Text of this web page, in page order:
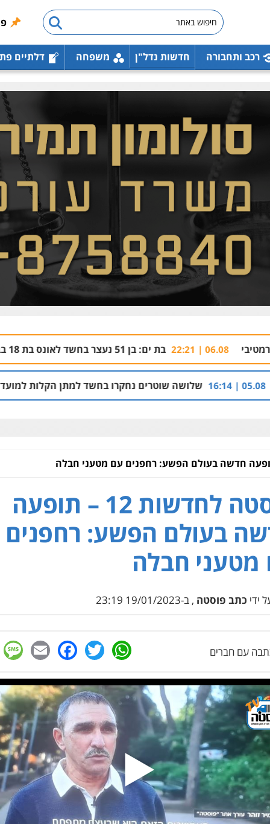
רכב ותחבורה חדשות נדל"ן משפחה דלתיים
בת ים: בן 51 נעצר בחשד לאונס בת 18 בבית מלון | 21:59
שלושה שוטרים נחקרו בחשד למתן הקלות למועדון בבעלות
פוסטה לחדשות 12 – תופעה
בעולם הפשע: רחפנים
מטעני חבלה
ידי כתב פוסטה , ב-19/01/2023 23:19
עם חברים WhatsApp
Twitter